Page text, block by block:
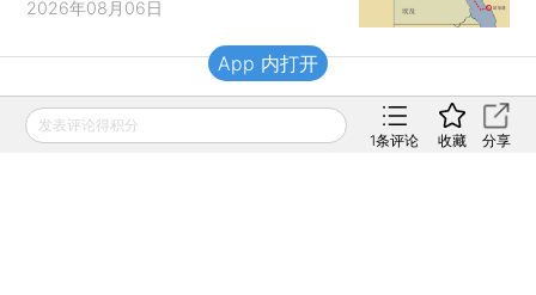
2026年08月06日
财新移动
发表评论得积分
1条评论 收藏 分享
App 内打开